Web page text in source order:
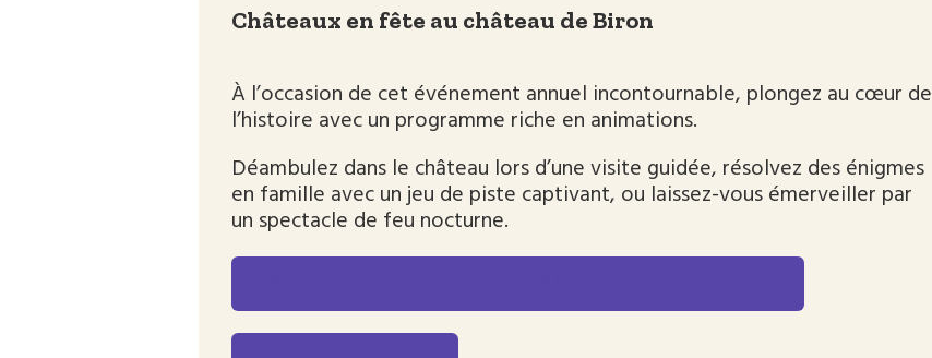
Châteaux en fête au château de Biron
À l’occasion de cet événement annuel incontournable, plongez au cœur de
l’histoire avec un programme riche en animations.
Déambulez dans le château lors d’une visite guidée, résolvez des énigmes
en famille avec un jeu de piste captivant, ou laissez-vous émerveiller par
un spectacle de feu nocturne.